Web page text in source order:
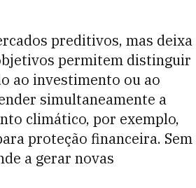
preditivos, mas deixa
permitem distinguir
ao investimento ou ao
simultaneamente a
climático, por exemplo,
proteção financeira. Sem
a gerar novas